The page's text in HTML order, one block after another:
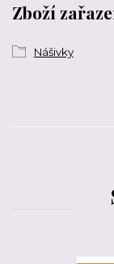
Zboží
Nášivky